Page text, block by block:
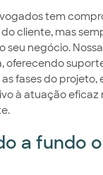
tem
cliente, mas
negócio.
oferecendo
fases do projeto,
à atuação eficaz
a fundo